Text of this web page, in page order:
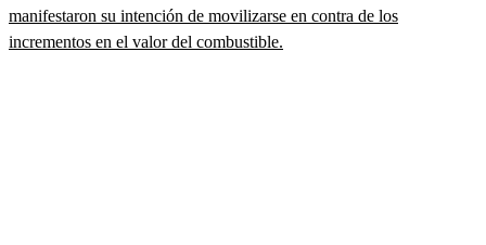
manifestaron su intención de movilizarse en contra de los
incrementos en el valor del combustible.